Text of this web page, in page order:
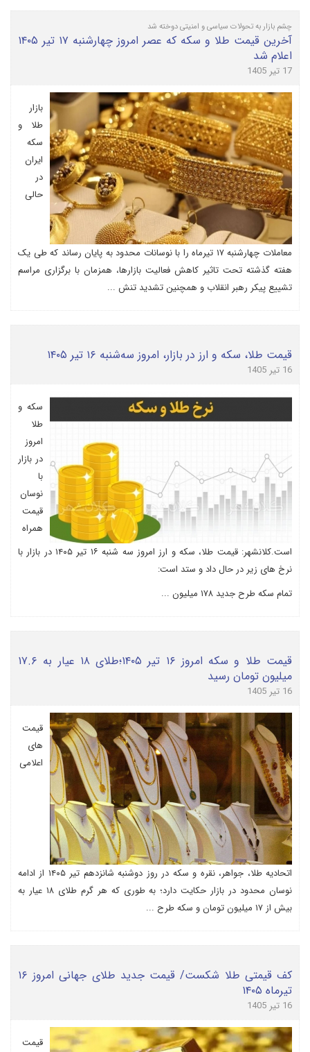
چشم بازار به تحولات سیاسی و امنیتی دوخته شد
آخرین قیمت طلا و سکه که عصر امروز چهارشنبه ۱۷ تیر ۱۴۰۵
اعلام شد
17 تیر 1405
بازار
طلا و
سکه
ایران
در
حالی
معاملات چهارشنبه ۱۷ تیرماه را با نوسانات محدود به پایان رساند که طی یک
هفته گذشته تحت تاثیر کاهش فعالیت بازارها، همزمان با برگزاری مراسم
تشییع پیکر رهبر انقلاب و همچنین تشدید تنش ...
قیمت طلا، سکه و ارز در بازار، امروز سه‌شنبه ۱۶ تیر ۱۴۰۵
16 تیر 1405
سکه و
طلا
امروز
در بازار
با
نوسان
قیمت
همراه
است.کلانشهر: قیمت طلا، سکه و ارز امروز سه شنبه ۱۶ تیر ۱۴۰۵ در بازار با
نرخ های زیر در حال داد و ستد است:
تمام سکه طرح جدید ۱۷۸ میلیون ...
قیمت طلا و سکه امروز ۱۶ تیر ۱۴۰۵؛طلای ۱۸ عیار به ۱۷.۶
میلیون تومان رسید
16 تیر 1405
قیمت
های
اعلامی
اتحادیه طلا، جواهر، نقره و سکه در روز دوشنبه شانزدهم تیر ۱۴۰۵ از ادامه
نوسان محدود در بازار حکایت دارد؛ به طوری که هر گرم طلای ۱۸ عیار به
بیش از ۱۷ میلیون تومان و سکه طرح ...
کف قیمتی طلا شکست/ قیمت جدید طلای جهانی امروز ۱۶
تیرماه ۱۴۰۵
16 تیر 1405
قیمت